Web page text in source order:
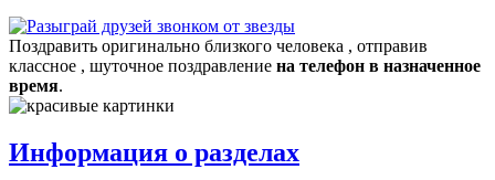
Поздравить оригинально близкого человека , отправив
классное , шуточное поздравление на телефон в назначенное
время.
Информация о разделах